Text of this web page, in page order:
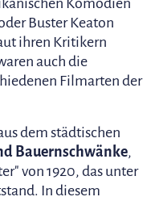
Komödien
Buster Keaton
ihren Kritikern
auch die
Filmarten der
dem städtischen
Bauernschwänke,
von 1920, das unter
In diesem